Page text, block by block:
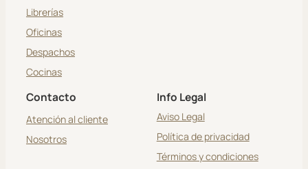
Librerías
Oficinas
Despachos
Cocinas
Contacto
Atención al cliente
Nosotros
Info Legal
Aviso Legal
Política de privacidad
Términos y condiciones